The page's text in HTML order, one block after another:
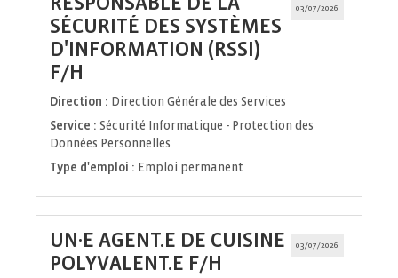
03/07/2026
SÉCURITÉ DES SYSTÈMES
D'INFORMATION (RSSI)
F/H
fenêtre)
Direction : Direction Générale des Services
Service : Sécurité Informatique - Protection des
Données Personnelles
Type d'emploi : Emploi permanent
03/07/2026
UN·E AGENT.E DE CUISINE
POLYVALENT.E F/H